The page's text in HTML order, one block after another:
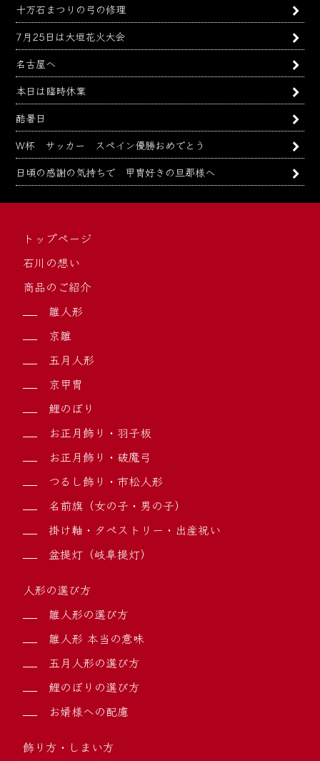
十万石まつりの弓の修理
7月25日は大垣花火大会
名古屋へ
本日は臨時休業
酷暑日
W杯 サッカー スペイン優勝おめでとう
日頃の感謝の気持ちで 甲冑好きの旦那様へ
トップページ
石川の想い
商品のご紹介
雛人形
京雛
五月人形
京甲冑
鯉のぼり
お正月飾り・羽子板
お正月飾り・破魔弓
つるし飾り・市松人形
名前旗（女の子・男の子）
掛け軸・タペストリー・出産祝い
盆提灯（岐阜提灯）
人形の選び方
雛人形の選び方
雛人形 本当の意味
五月人形の選び方
鯉のぼりの選び方
お婿様への配慮
飾り方・しまい方